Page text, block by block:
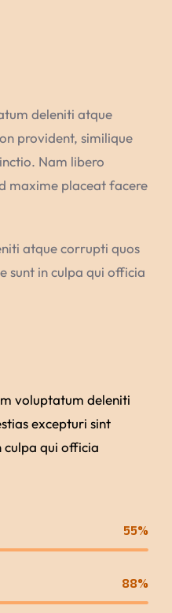
deleniti atque
provident, similique
Nam libero
maxime placeat facere
atque corrupti quos
sunt in culpa qui officia
voluptatum deleniti
excepturi sint
culpa qui officia
55%
88%